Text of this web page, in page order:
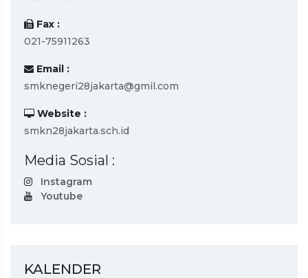
Fax :
021-75911263
Email :
smknegeri28jakarta@gmil.com
Website :
smkn28jakarta.sch.id
Media Sosial :
Instagram
Youtube
KALENDER